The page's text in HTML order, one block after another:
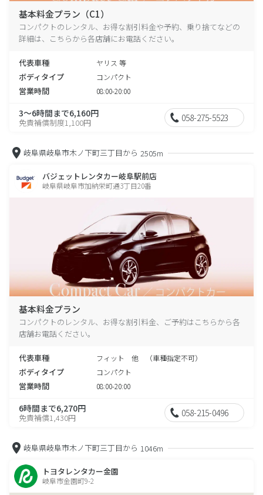
基本料金プラン（C1）
コンパクトのレンタル、お得な割引料金や予約、乗り捨てなどの
詳細は、こちらから各店舗にお電話ください。
代表車種 ヤリス 等
ボディタイプ コンパクト
営業時間 08:00-20:00
3～6時間まで6,160円
免責補償制度1,100円 058-275-5523
岐阜県岐阜市木ノ下町三丁目から 2505m
バジェットレンタカー岐阜駅前店
岐阜県岐阜市加納栄町通3丁目20番
基本料金プラン
コンパクトのレンタル、お得な割引料金、ご予約はこちらから各
店舗お電話ください。
代表車種 フィット 他 （車種指定不可）
ボディタイプ コンパクト
営業時間 08:00-20:00
6時間まで6,270円
免責補償1,430円 058-215-0496
岐阜県岐阜市木ノ下町三丁目から 1046m
トヨタレンタカー金園
岐阜市金園町9-2